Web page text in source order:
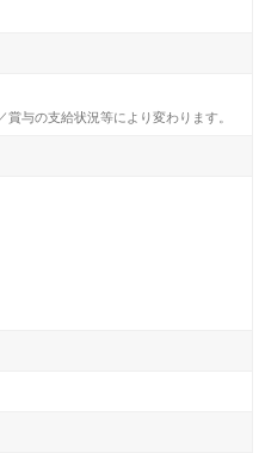
与の支給状況等により変わります。